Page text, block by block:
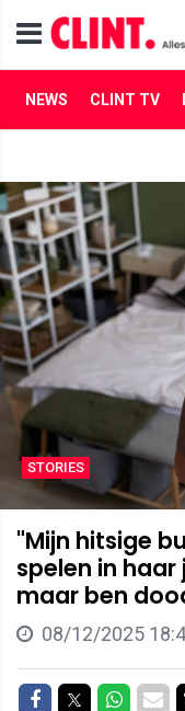
NEWS CLINT TV
STORIES
"Mijn hitsige
spelen in haar
maar ben
08/12/2025
Delen opDelen op
Delen